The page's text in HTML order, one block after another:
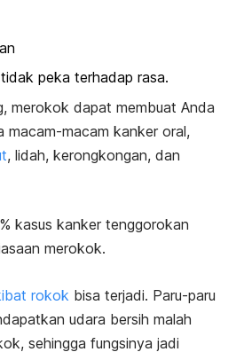
peka terhadap rasa.
merokok dapat membuat Anda
macam-macam kanker oral,
, lidah, kerongkongan, dan
kasus kanker tenggorokan
merokok.
rokok bisa terjadi. Paru-paru
udara bersih malah
sehingga fungsinya jadi